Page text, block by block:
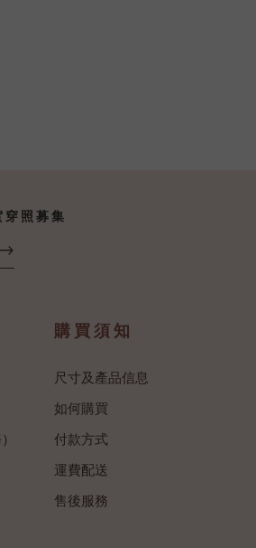
照募集
購買須知
尺寸及產品信息
如何購買
付款方式
運費配送
售後服務